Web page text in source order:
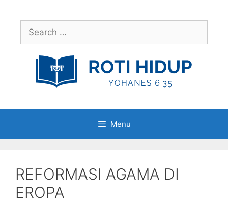
contentSearch
for:
Menu
REFORMASI AGAMA DI
EROPA